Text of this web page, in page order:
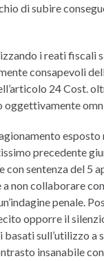
di subire
i reati fiscali
consapevoli
24 Cost.
oggettivamente
esposto
precedente
con sentenza del 5
non collaborare
penale.
opporre il
sull’utilizzo a
insanabile con